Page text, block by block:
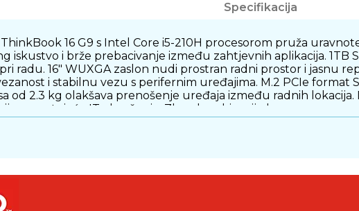
Specifikacija
16 G9 s Intel Core i5-210H procesorom pruža
i brže prebacivanje između zahtjevnih aplikacija. 1TB
radu. 16" WUXGA zaslon nudi prostran radni prostor i jasnu
i stabilnu vezu s perifernim uređajima. M.2 PCIe format
od 2.3 kg olakšava prenošenje uređaja između radnih
u postojeće IT okruženje. Zbog kombinacije brzog
36 mjeseci jamstva pruža dodatnu sigurnost i podršku